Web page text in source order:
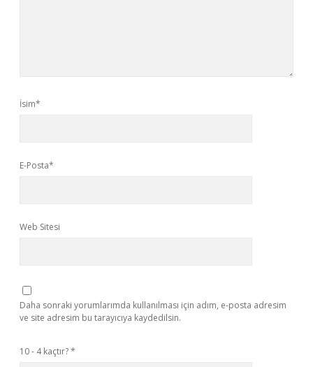
İsim*
E-Posta*
Web Sitesi
Daha sonraki yorumlarımda kullanılması için adım, e-posta adresim
ve site adresim bu tarayıcıya kaydedilsin.
10 - 4 kaçtır?*